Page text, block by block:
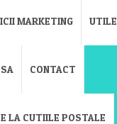
MARKETING UTILE
CONTACT
LA CUTIILE POSTALE